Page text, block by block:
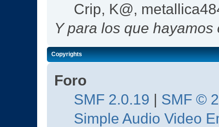
Crip, K@,
Y para los que
Copyrights
Foro
SMF 2.0.19 | SMF ©
Simple Audio Video